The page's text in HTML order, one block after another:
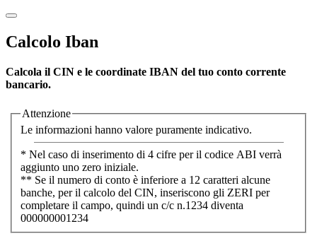
Calcolo Iban
Calcola il CIN e le coordinate IBAN del tuo conto corrente
bancario.
Attenzione
Le informazioni hanno valore puramente indicativo.
* Nel caso di inserimento di 4 cifre per il codice ABI verrà
aggiunto uno zero iniziale.
** Se il numero di conto è inferiore a 12 caratteri alcune
banche, per il calcolo del CIN, inseriscono gli ZERI per
completare il campo, quindi un c/c n.1234 diventa
000000001234